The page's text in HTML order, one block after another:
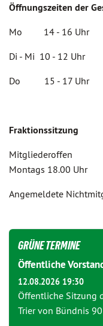
Öffnungszeiten der
Mo 14 - 16 Uhr
Di - Mi 10 - 12 Uhr
Do 15 - 17 Uhr
Fraktionssitzung
Mitgliederoffen
Montags 18.00 Uhr
Angemeldete
GRÜNE TERMINE
Öffentliche
12.08.2026 19:30
Öffentliche Sitzung
Trier von Bündnis